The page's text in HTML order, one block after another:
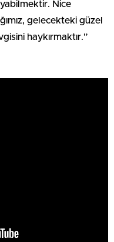
Nice
gelecekteki güzel
haykırmaktır.”